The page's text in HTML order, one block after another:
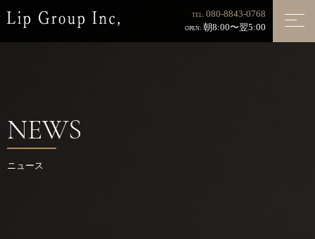
TEL: 080-8843-0768
OPEN: 朝8:00〜翌5:00
NEWS
ニュース